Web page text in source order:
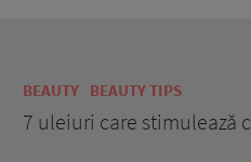
rapidă a părului